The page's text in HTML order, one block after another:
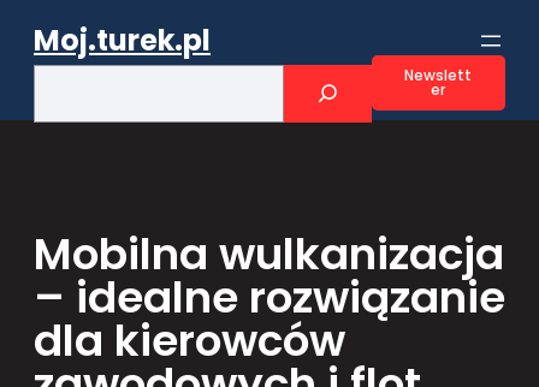
Moj.turek.pl
h
Newslett
er
Mobilna wulkanizacja
– idealne rozwiązanie
dla kierowców